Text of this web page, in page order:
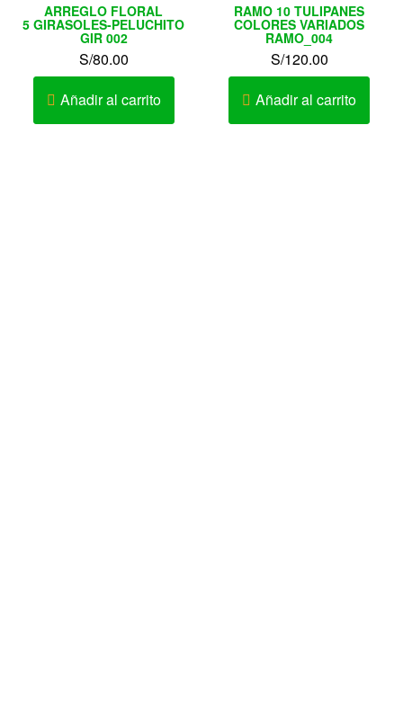
ARREGLO FLORAL
5 GIRASOLES-PELUCHITO
GIR 002
S/80.00
Añadir al carrito
RAMO 10 TULIPANES
COLORES VARIADOS
RAMO_004
S/120.00
Añadir al carrito